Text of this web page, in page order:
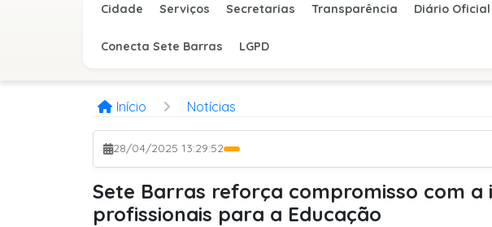
Cidade Serviços Secretarias Transparência Diário Oficial
Conecta Sete Barras LGPD
Início Notícias
28/04/2025 13:29:52
Sete Barras reforça compromisso com
profissionais para a Educação